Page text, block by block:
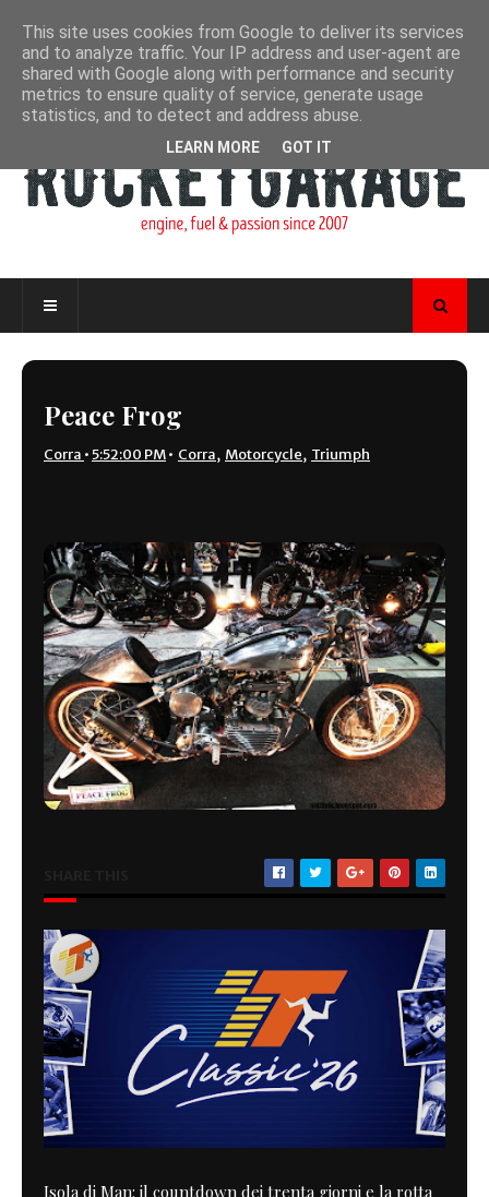
Peace Frog
Corra •5:52:00 PM• Corra, Motorcycle, Triumph
Isola di Man: il countdown dei trenta giorni e la rotta
This site uses cookies from Google to deliver its services
and to analyze traffic. Your IP address and user-agent are
shared with Google along with performance and security
metrics to ensure quality of service, generate usage
statistics, and to detect and address abuse.
LEARN MORE GOT IT